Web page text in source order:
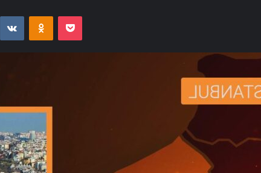
VKontakteOdnoklassniki
Pocket